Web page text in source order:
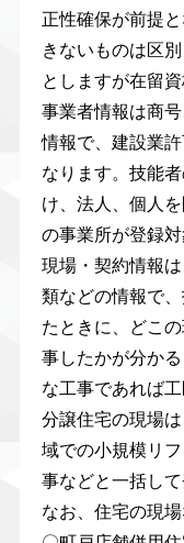
正性確保が前提
きないものは区
としますが在留
事業者情報は商
情報で、建設業
なります。技能
け、法人、個人
の事業所が登録対
現場・契約情報
類などの情報で
たときに、どこ
事したかが分か
な工事であれば
分譲住宅の現場
域での小規模リ
事などと一括し
なお、住宅の現